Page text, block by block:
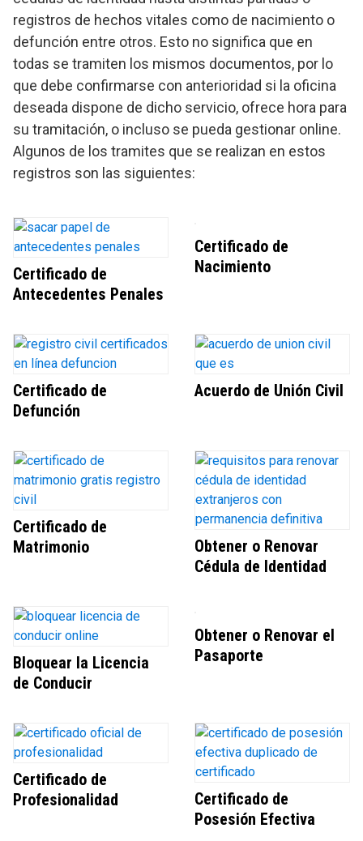
registros de hechos vitales como de nacimiento o
defunción entre otros. Esto no significa que en
todas se tramiten los mismos documentos, por lo
que debe confirmarse con anterioridad si la oficina
deseada dispone de dicho servicio, ofrece hora para
su tramitación, o incluso se pueda gestionar online.
Algunos de los tramites que se realizan en estos
registros son las siguientes:
Certificado de
Antecedentes Penales
Certificado de
Nacimiento
Certificado de
Defunción
Acuerdo de Unión Civil
Certificado de
Matrimonio
Obtener o Renovar
Cédula de Identidad
Bloquear la Licencia
de Conducir
Obtener o Renovar el
Pasaporte
Certificado de
Profesionalidad
Certificado de
Posesión Efectiva